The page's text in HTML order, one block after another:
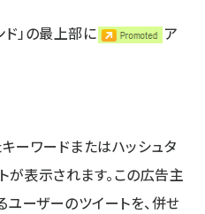
」の最上部に
ア
ーワードまたはハッシュタ
表示されます。この広告主
ーザーのツイートを、併せ